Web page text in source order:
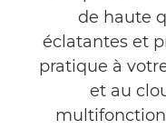
de haute
éclatantes et
pratique à
et au